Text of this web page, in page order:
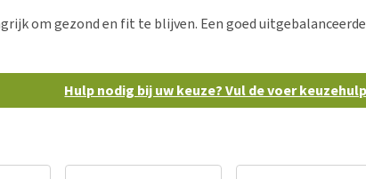
Bekijk alles
Ouderdom
Spieren,
om gezond en fit te blijven. Een goed
Hulp nodig bij uw keuze? Vul de voer